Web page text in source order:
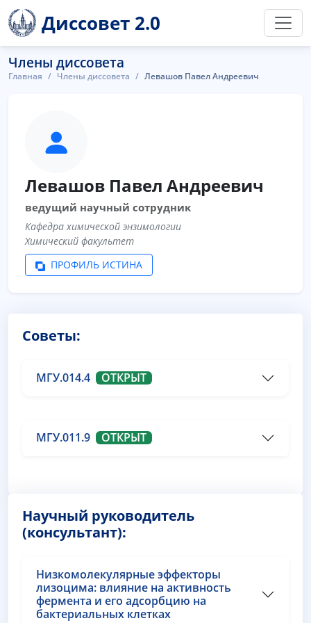
Диссовет 2.0
Члены диссовета
Главная Члены диссовета Левашов Павел Андреевич
Левашов Павел Андреевич
ведущий научный сотрудник
Кафедра химической энзимологии
Химический факультет
ПРОФИЛЬ ИСТИНА
Советы:
МГУ.014.4 ОТКРЫТ
МГУ.011.9 ОТКРЫТ
Научный руководитель
(консультант):
Низкомолекулярные эффекторы
лизоцима: влияние на активность
фермента и его адсорбцию на
бактериальных клетках